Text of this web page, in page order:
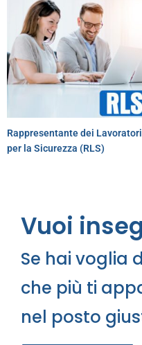
Rappresentante dei Lavoratori
per la Sicurezza (RLS)
Vuoi
Se hai voglia
che più ti
nel posto